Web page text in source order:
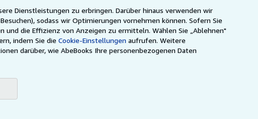
Dienstleistungen zu erbringen. Darüber hinaus verwenden wir
sodass wir Optimierungen vornehmen können. Sofern Sie
die Effizienz von Anzeigen zu ermitteln. Wählen Sie „Ablehnen"
indem Sie dieCookie-Einstellungen aufrufen. Weitere
darüber, wie AbeBooks Ihre personenbezogenen Daten